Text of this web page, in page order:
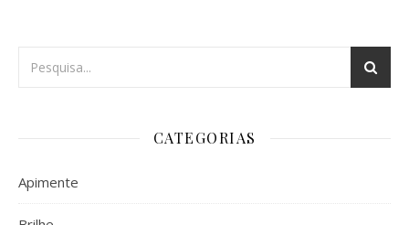
CATEGORIAS
Apimente